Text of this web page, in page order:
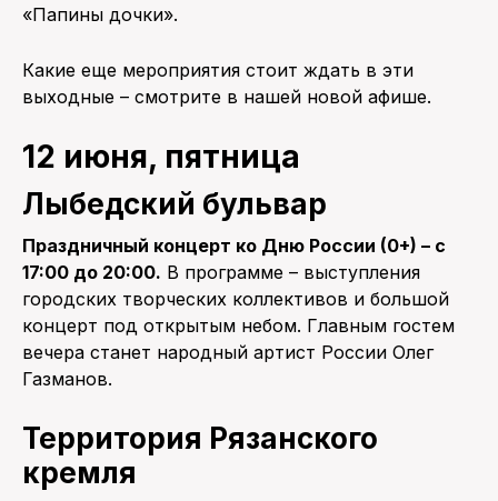
«Папины дочки».
Какие еще мероприятия стоит ждать в эти
выходные – смотрите в нашей новой афише.
12 июня, пятница
Лыбедский бульвар
Праздничный концерт ко Дню России (0+) – с
17:00 до 20:00. В программе – выступления
городских творческих коллективов и большой
концерт под открытым небом. Главным гостем
вечера станет народный артист России Олег
Газманов.
Территория Рязанского
кремля